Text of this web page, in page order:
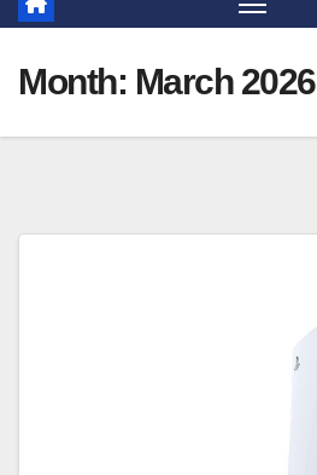
Month: March 2026